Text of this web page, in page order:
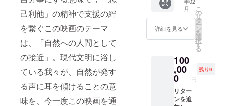
己利他」の精神で支援の絆
を繋ぐこの映画のテーマ
は、「自然への人間として
の接近」。現代文明に浴し
ている我々が、自然が発す
る声に耳を傾けることの意
味を、今一度この映画を通
れたキ
ジ馬く
ん〜 ・
著者
チーム
キジ馬
くん
編 内容
エンド
ロール
緒に味
わえ
ば、人
吉へ
かもし
れませ
ん。 内
容 エン
ドロー
ルにお
をプレ
ゼント
いたし
ます。
魅力あ
るキャ
皆さん
のサイ
ンを欲
しい方
にはお
すすめ
月
詳細を見る
こ
の
リ
タ
ー
ン
を
選
択
す
る
100
,00
0 円
残り9
リター
ンを追